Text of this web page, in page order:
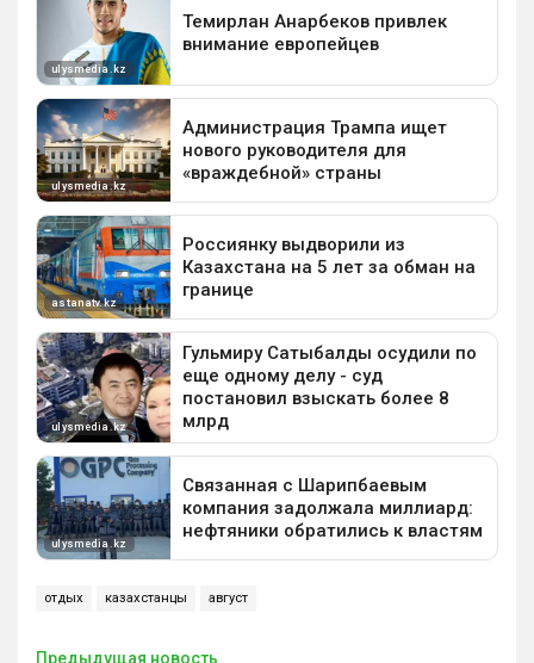
отдых казахстанцы август
Предыдущая новость